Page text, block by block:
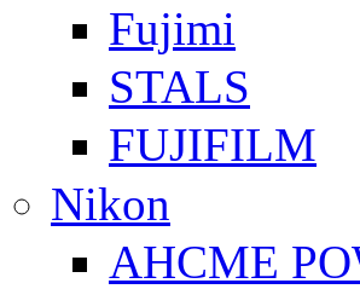
Fujimi
STALS
FUJIFILM
Nikon
AHCME